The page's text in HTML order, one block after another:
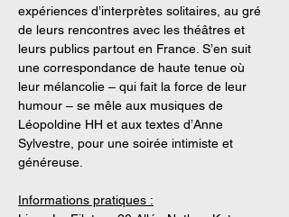
expériences d’interprètes solitaires, au gré
de leurs rencontres avec les théâtres et
leurs publics partout en France. S’en suit
une correspondance de haute tenue où
leur mélancolie – qui fait la force de leur
humour – se mêle aux musiques de
Léopoldine HH et aux textes d’Anne
Sylvestre, pour une soirée intimiste et
généreuse.
Informations pratiques :